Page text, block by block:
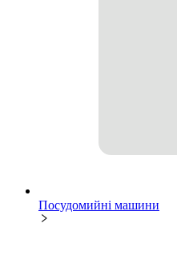
Посудомийні машини